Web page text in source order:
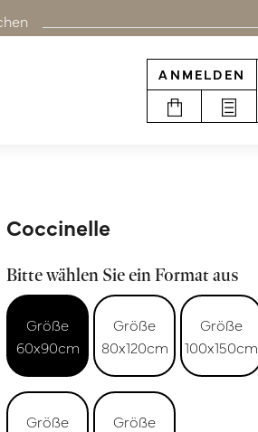
ANMELDEN
Coccinelle
Bitte wählen Sie ein Format aus
Größe
60x90cm
Größe
80x120cm
Größe
100x150cm
Größe
Größe